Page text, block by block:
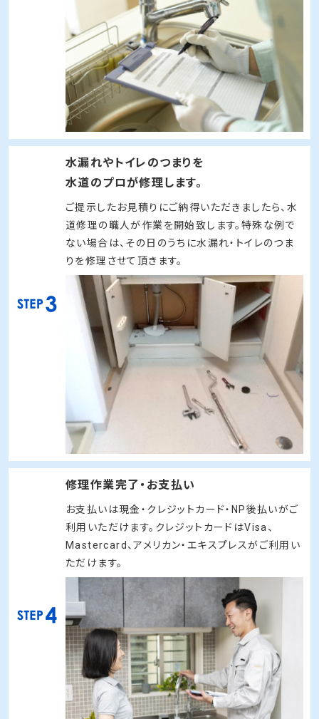
水漏れやトイレのつまりを
水道のプロが修理します。
ご提示したお見積りにご納得いただきましたら、水
道修理の職人が作業を開始致します。特殊な例で
ない場合は、その日のうちに水漏れ・トイレのつま
りを修理させて頂きます。
修理作業完了・お支払い
お支払いは現金・クレジットカード・NP後払いがご
利用いただけます。クレジットカードはVisa、
Mastercard、アメリカン・エキスプレスがご利用い
ただけます。